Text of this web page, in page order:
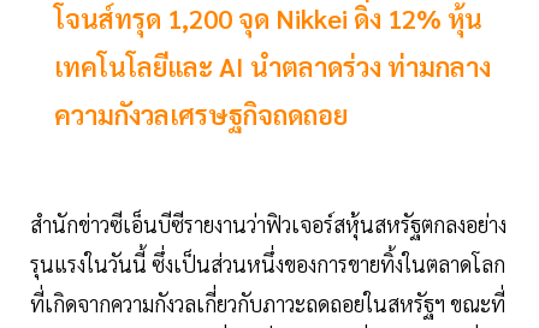
โจนส์ทรุด 1,200 จุด Nikkei ดิ่ง 12% หุ้น
เทคโนโลยีและ AI นำตลาดร่วง ท่ามกลาง
ความกังวลเศรษฐกิจถดถอย
สำนักข่าวซีเอ็นบีซีรายงานว่าฟิวเจอร์สหุ้นสหรัฐตกลงอย่าง
รุนแรงในวันนี้ ซึ่งเป็นส่วนหนึ่งของการขายทิ้งในตลาดโลก
ที่เกิดจากความกังวลเกี่ยวกับภาวะถดถอยในสหรัฐฯ ขณะที่